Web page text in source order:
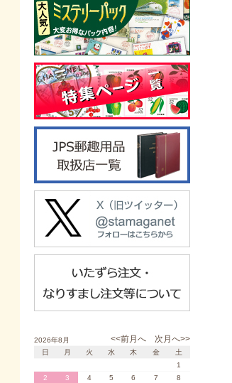
<<前月へ 次月へ>>
2026年8月
日
月 火 水 木 金
土
1
2
3 4 5 6 7
8